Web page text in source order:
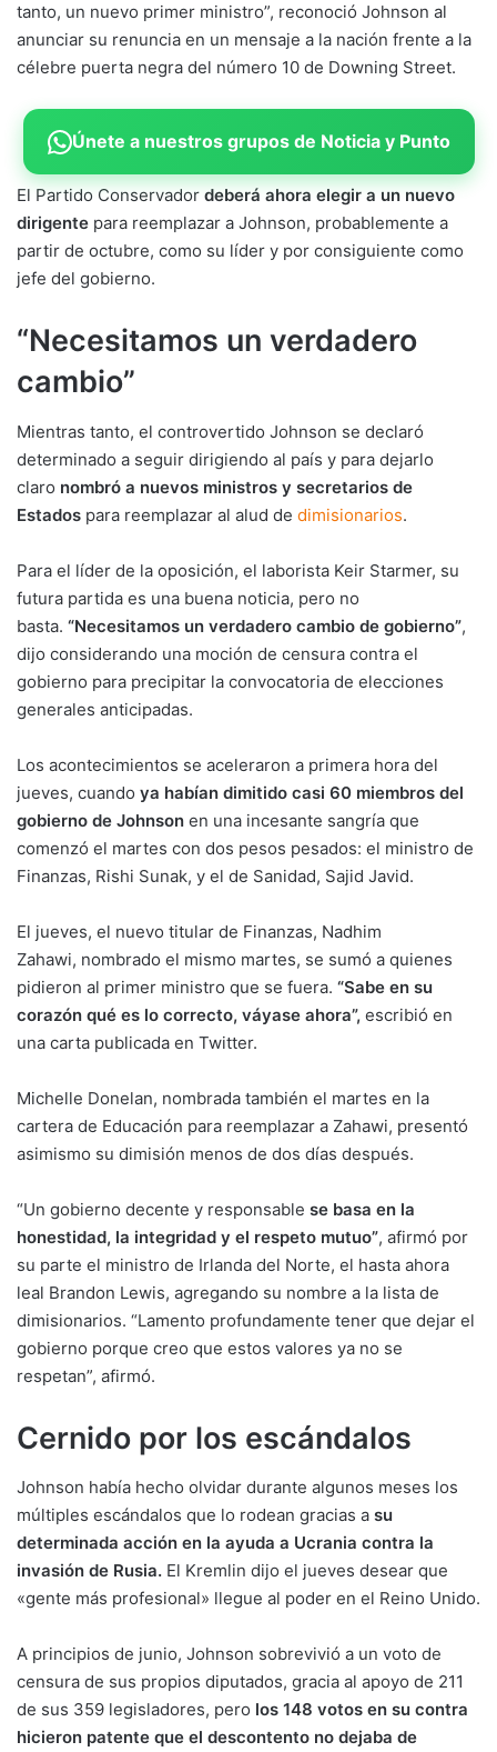
tanto, un nuevo primer ministro”, reconoció Johnson al
anunciar su renuncia en un mensaje a la nación frente a la
célebre puerta negra del número 10 de Downing Street.
Únete a nuestros grupos de Noticia y Punto
El Partido Conservador deberá ahora elegir a un nuevo
dirigente para reemplazar a Johnson, probablemente a
partir de octubre, como su líder y por consiguiente como
jefe del gobierno.
“Necesitamos un verdadero
cambio”
Mientras tanto, el controvertido Johnson se declaró
determinado a seguir dirigiendo al país y para dejarlo
claro nombró a nuevos ministros y secretarios de
Estados para reemplazar al alud de dimisionarios.
Para el líder de la oposición, el laborista Keir Starmer, su
futura partida es una buena noticia, pero no
basta. “Necesitamos un verdadero cambio de gobierno”,
dijo considerando una moción de censura contra el
gobierno para precipitar la convocatoria de elecciones
generales anticipadas.
Los acontecimientos se aceleraron a primera hora del
jueves, cuando ya habían dimitido casi 60 miembros del
gobierno de Johnson en una incesante sangría que
comenzó el martes con dos pesos pesados: el ministro de
Finanzas, Rishi Sunak, y el de Sanidad, Sajid Javid.
El jueves, el nuevo titular de Finanzas, Nadhim
Zahawi, nombrado el mismo martes, se sumó a quienes
pidieron al primer ministro que se fuera. “Sabe en su
corazón qué es lo correcto, váyase ahora”, escribió en
una carta publicada en Twitter.
Michelle Donelan, nombrada también el martes en la
cartera de Educación para reemplazar a Zahawi, presentó
asimismo su dimisión menos de dos días después.
“Un gobierno decente y responsable se basa en la
honestidad, la integridad y el respeto mutuo”, afirmó por
su parte el ministro de Irlanda del Norte, el hasta ahora
leal Brandon Lewis, agregando su nombre a la lista de
dimisionarios. “Lamento profundamente tener que dejar el
gobierno porque creo que estos valores ya no se
respetan”, afirmó.
Cernido por los escándalos
Johnson había hecho olvidar durante algunos meses los
múltiples escándalos que lo rodean gracias a su
determinada acción en la ayuda a Ucrania contra la
invasión de Rusia. El Kremlin dijo el jueves desear que
«gente más profesional» llegue al poder en el Reino Unido.
A principios de junio, Johnson sobrevivió a un voto de
censura de sus propios diputados, gracia al apoyo de 211
de sus 359 legisladores, pero los 148 votos en su contra
hicieron patente que el descontento no dejaba de